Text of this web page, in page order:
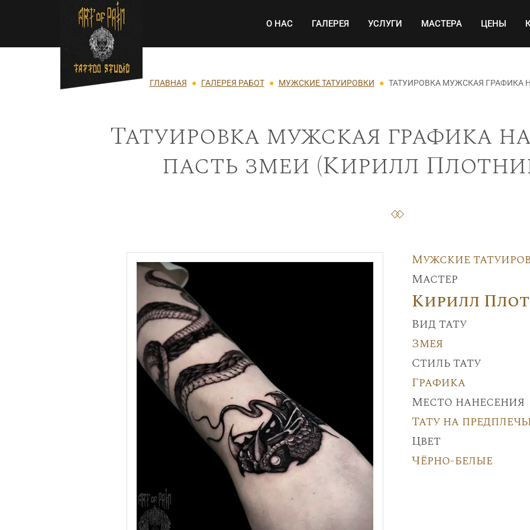
Перейти к основному содержанию Основная навигация
О НАС ГАЛЕРЕЯ УСЛУГИ МАСТЕРА ЦЕНЫ
Строка навигации
ГЛАВНАЯ ГАЛЕРЕЯ РАБОТ МУЖСКИЕ ТАТУИРОВКИ ТАТУИРОВКА МУЖСКАЯ ГРАФИКА
Татуировка мужская графика
пасть змеи (Кирилл
Мужские
Мастер
Кирилл
Вид тату
Змея
Стиль тату
Графика
Место нанесения
Тату на
Цвет
Чёрно-белые